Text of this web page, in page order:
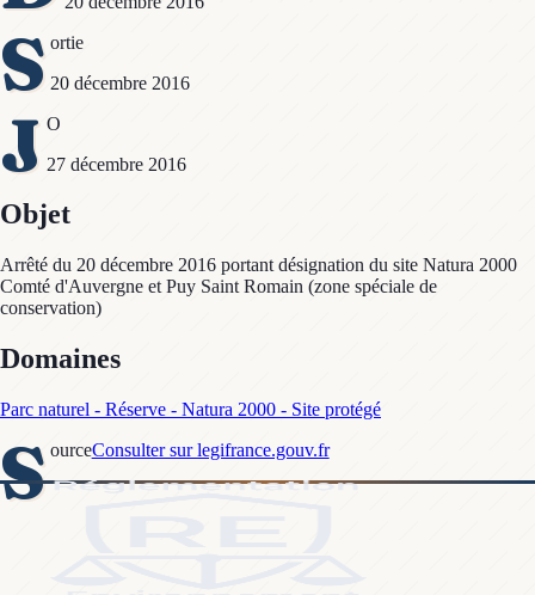
S ortie
20 décembre 2016
J O
27 décembre 2016
Objet
Arrêté du 20 décembre 2016 portant désignation du site Natura 2000
Comté d'Auvergne et Puy Saint Romain (zone spéciale de
conservation)
Domaines
Parc naturel - Réserve - Natura 2000 - Site protégé
S ourceConsulter sur legifrance.gouv.fr